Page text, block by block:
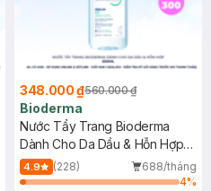
348.000 ₫560.000 ₫
Bioderma
Nước Tẩy Trang Bioderma
Dành Cho Da Dầu & Hỗn Hợp
500ml
4.9 (228)
688/tháng
4%